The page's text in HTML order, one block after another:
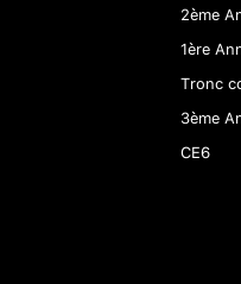
2ème
1ère
Tronc
3ème
CE6